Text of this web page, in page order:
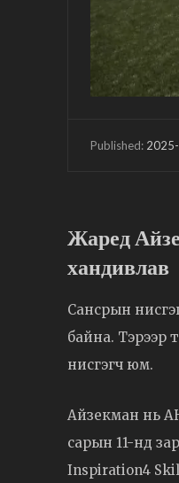
Published:
Жаред
хандивлав
Сансрын
байна. Тэрээр
нисгэгч юм.
Айзекман нь
сарын 11-нд
Inspiration4